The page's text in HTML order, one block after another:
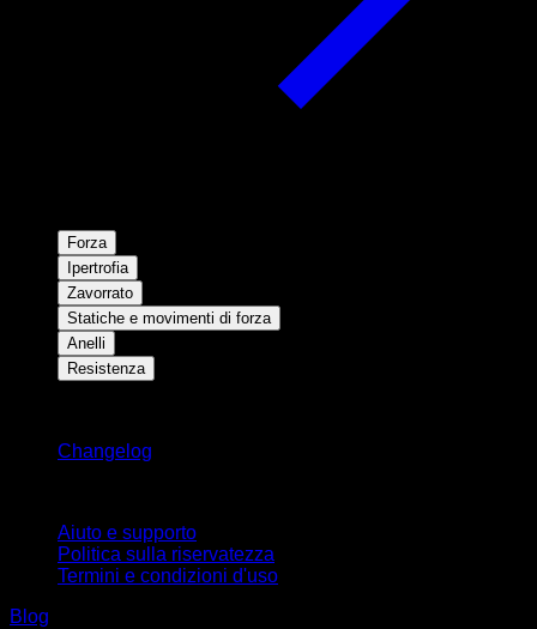
Forza
Ipertrofia
Zavorrato
Statiche e movimenti di forza
Anelli
Resistenza
Changelog
Aiuto e supporto
Politica sulla riservatezza
Termini e condizioni d'uso
Blog